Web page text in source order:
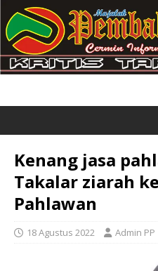
Kenang jasa
Takalar ziarah
Pahlawan
18 Agustus 2022 Admin PP